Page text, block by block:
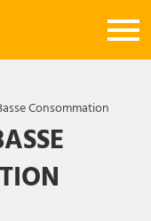
Consommation